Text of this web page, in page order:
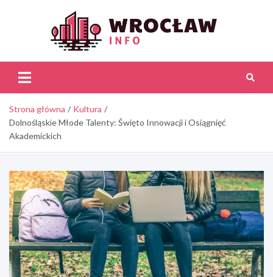
Strona główna
Kultura
Dolnośląskie Młode Talenty: Święto Innowacji i Osiągnięć
Akademickich